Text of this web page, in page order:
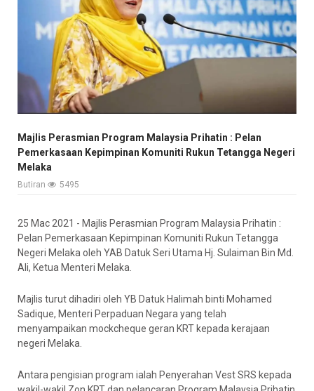
Majlis Perasmian Program Malaysia Prihatin : Pelan
Pemerkasaan Kepimpinan Komuniti Rukun Tetangga Negeri
Melaka
Butiran 5495
25 Mac 2021 - Majlis Perasmian Program Malaysia Prihatin :
Pelan Pemerkasaan Kepimpinan Komuniti Rukun Tetangga
Negeri Melaka oleh YAB Datuk Seri Utama Hj. Sulaiman Bin Md.
Ali, Ketua Menteri Melaka.
Majlis turut dihadiri oleh YB Datuk Halimah binti Mohamed
Sadique, Menteri Perpaduan Negara yang telah
menyampaikan mockcheque geran KRT kepada kerajaan
negeri Melaka.
Antara pengisian program ialah Penyerahan Vest SRS kepada